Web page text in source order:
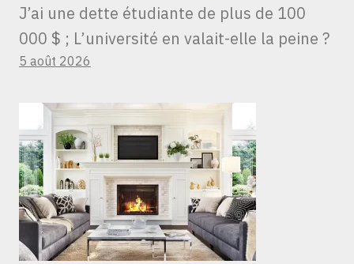
J’ai une dette étudiante de plus de 100
000 $ ; L’université en valait-elle la peine ?
5 août 2026